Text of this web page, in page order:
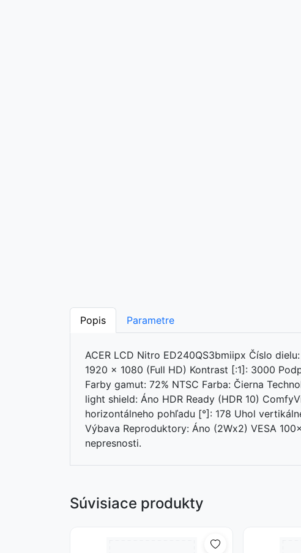
Popis Parametre
ACER LCD Nitro ED240QS3bmiipx Číslo
1920 x 1080 (Full HD) Kontrast [:1]: 3000
Farby gamut: 72% NTSC Farba: Čierna
light shield: Áno HDR Ready (HDR 10)
horizontálneho pohľadu [°]: 178 Uhol
Výbava Reproduktory: Áno (2Wx2) VESA
nepresnosti.
Súvisiace produkty